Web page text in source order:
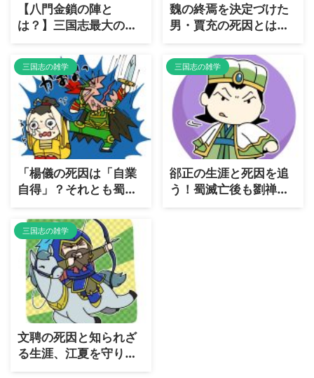
【八門金鎖の陣と
は？】三国志最大の
罠・八門金鎖の陣の恐
怖と攻略方法を徹底解
説
魏の終焉を決定づけた
男・賈充の死因とは？
歴史に残る「皇帝弑
逆」の代償
三国志の雑学
「楊儀の死因は「自業
自得」？それとも蜀の
宿命だったのか？
三国志の雑学
郤正の生涯と死因を追
う！蜀滅亡後も劉禅を
支えた忠臣の真実
三国志の雑学
文聘の死因と知られざ
る生涯、江夏を守り抜
いた忠義の守護神はな